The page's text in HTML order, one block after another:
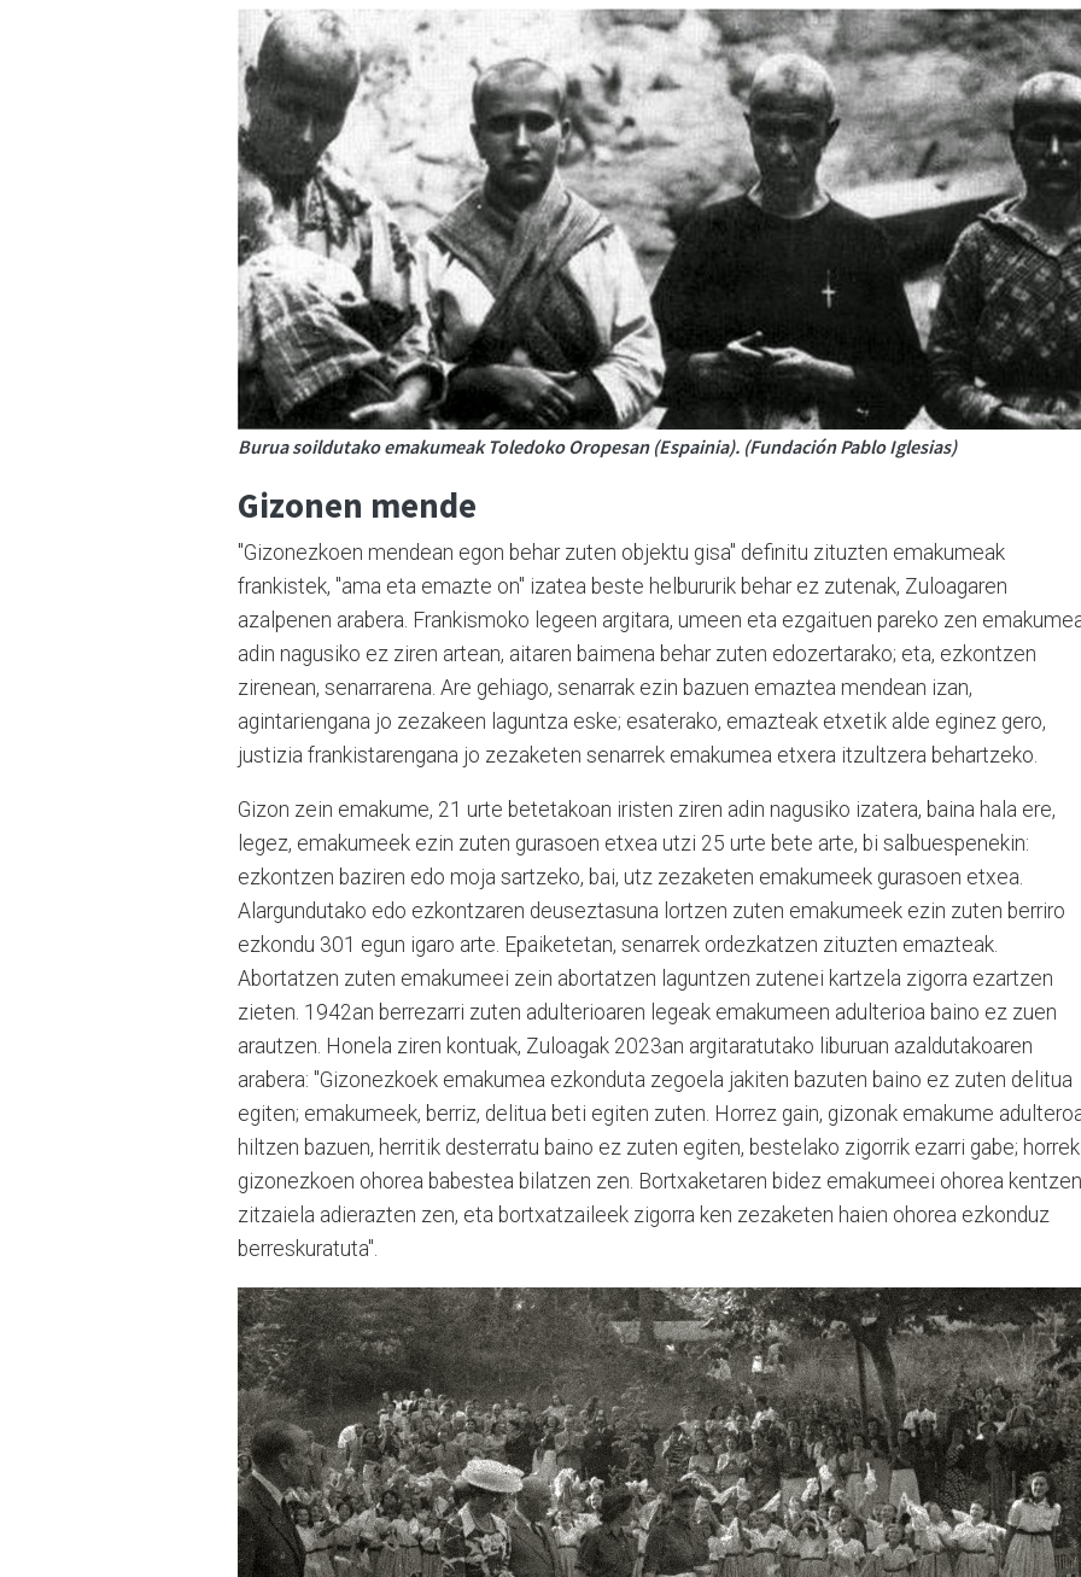
Burua soildutako emakumeak Toledoko Oropesan (Espainia). (Fundación Pablo Iglesias)
Gizonen mende
"Gizonezkoen mendean egon behar zuten objektu gisa" definitu zituzten emakumeak
frankistek, "ama eta emazte on" izatea beste helbururik behar ez zutenak, Zuloagaren
azalpenen arabera. Frankismoko legeen argitara, umeen eta ezgaituen pareko zen
adin nagusiko ez ziren artean, aitaren baimena behar zuten edozertarako; eta, ezkontzen
zirenean, senarrarena. Are gehiago, senarrak ezin bazuen emaztea mendean izan,
agintariengana jo zezakeen laguntza eske; esaterako, emazteak etxetik alde eginez gero,
justizia frankistarengana jo zezaketen senarrek emakumea etxera itzultzera behartzeko.
Gizon zein emakume, 21 urte betetakoan iristen ziren adin nagusiko izatera, baina hala ere,
legez, emakumeek ezin zuten gurasoen etxea utzi 25 urte bete arte, bi salbuespenekin:
ezkontzen baziren edo moja sartzeko, bai, utz zezaketen emakumeek gurasoen etxea.
Alargundutako edo ezkontzaren deuseztasuna lortzen zuten emakumeek ezin zuten berriro
ezkondu 301 egun igaro arte. Epaiketetan, senarrek ordezkatzen zituzten emazteak.
Abortatzen zuten emakumeei zein abortatzen laguntzen zutenei kartzela zigorra ezartzen
zieten. 1942an berrezarri zuten adulterioaren legeak emakumeen adulterioa baino ez zuen
arautzen. Honela ziren kontuak, Zuloagak 2023an argitaratutako liburuan azaldutakoaren
arabera: "Gizonezkoek emakumea ezkonduta zegoela jakiten bazuten baino ez zuten delitua
egiten; emakumeek, berriz, delitua beti egiten zuten. Horrez gain, gizonak emakume
hiltzen bazuen, herritik desterratu baino ez zuten egiten, bestelako zigorrik ezarri gabe;
gizonezkoen ohorea babestea bilatzen zen. Bortxaketaren bidez emakumeei ohorea kentzen
zitzaiela adierazten zen, eta bortxatzaileek zigorra ken zezaketen haien ohorea ezkonduz
berreskuratuta".